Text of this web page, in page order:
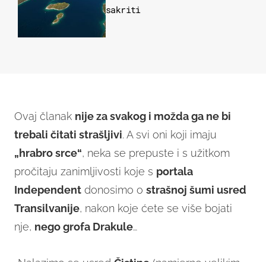
sakriti
Ovaj članak nije za svakog i možda ga ne bi
trebali čitati strašljivi. A svi oni koji imaju
„hrabro srce“, neka se prepuste i s užitkom
pročitaju zanimljivosti koje s portala
Independent donosimo o strašnoj šumi usred
Transilvanije, nakon koje ćete se više bojati
nje, nego grofa Drakule…